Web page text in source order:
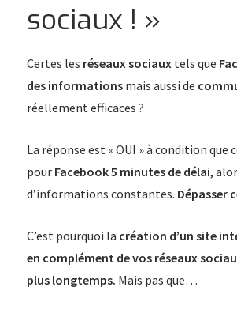
sociaux ! »
Certes les réseaux sociaux tels que
des informationsmais aussi de
réellement efficaces ?
La réponse est « OUI » à condition que
pour Facebook 5 minutes de délai,
d’informations constantes. Dépasser
C’est pourquoi la création d’un site
en complément de vos réseaux
plus longtemps. Mais pas que…